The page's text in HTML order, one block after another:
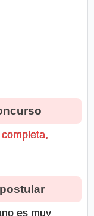
es muy